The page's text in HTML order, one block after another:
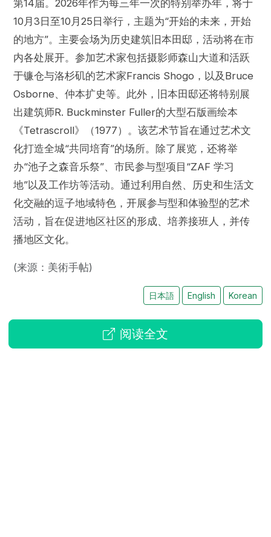
第14届。2026年作为每三年一次的特别举办年，将于
10月3日至10月25日举行，主题为“开始的未来，开始
的地方”。主要会场为历史建筑旧本田邸，活动将在市
内各处展开。参加艺术家包括摄影师森山大道和活跃
于镰仓与洛杉矶的艺术家Francis Shogo，以及Bruce
Osborne、仲本扩史等。此外，旧本田邸还将特别展
出建筑师R. Buckminster Fuller的大型石版画绘本
《Tetrascroll》（1977）。该艺术节旨在通过艺术文
化打造全城“共同培育”的场所。除了展览，还将举
办“池子之森音乐祭”、市民参与型项目“ZAF 学习
地”以及工作坊等活动。通过利用自然、历史和生活文
化交融的逗子地域特色，开展参与型和体验型的艺术
活动，旨在促进地区社区的形成、培养接班人，并传
播地区文化。
(来源：美術手帖)
日本語 English Korean
阅读全文